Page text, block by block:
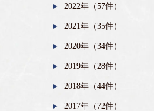
2022年（57件）
2021年（35件）
2020年（34件）
2019年（28件）
2018年（44件）
2017年（72件）